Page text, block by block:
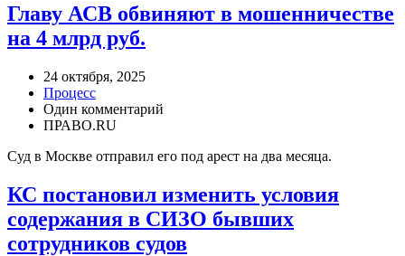
Главу АСВ обвиняют в мошенничестве
на 4 млрд руб.
24 октября, 2025
Процесс
Один комментарий
ПРАВО.RU
Суд в Москве отправил его под арест на два месяца.
КС постановил изменить условия
содержания в СИЗО бывших
сотрудников судов